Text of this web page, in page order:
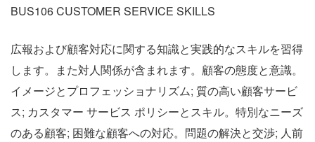
BUS106 CUSTOMER SERVICE SKILLS
広報および顧客対応に関する知識と実践的なスキルを習得
します。また対人関係が含まれます。顧客の態度と意識。
イメージとプロフェッショナリズム; 質の高い顧客サービ
ス; カスタマー サービス ポリシーとスキル。特別なニーズ
のある顧客; 困難な顧客への対応。問題の解決と交渉; 人前